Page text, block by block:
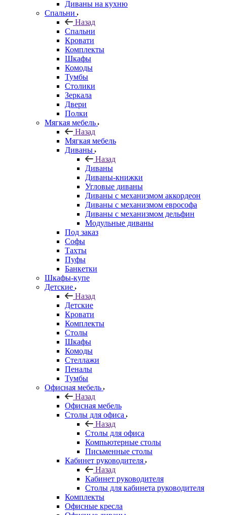
Диваны на кухню
Спальни
Назад
Спальни
Кровати
Комплекты
Шкафы
Комоды
Тумбы
Столики
Зеркала
Двери
Полки
Мягкая мебель
Назад
Мягкая мебель
Диваны
Назад
Диваны
Диваны-книжки
Угловые диваны
Диваны с механизмом аккордеон
Диваны с механизмом еврософа
Диваны с механизмом дельфин
Модульные диваны
Под заказ
Софы
Тахты
Пуфы
Банкетки
Шкафы-купе
Детские
Назад
Детские
Кровати
Комплекты
Столы
Шкафы
Комоды
Стеллажи
Пеналы
Тумбы
Офисная мебель
Назад
Офисная мебель
Столы для офиса
Назад
Столы для офиса
Компьютерные столы
Письменные столы
Кабинет руководителя
Назад
Кабинет руководителя
Столы для кабинета руководителя
Комплекты
Офисные кресла